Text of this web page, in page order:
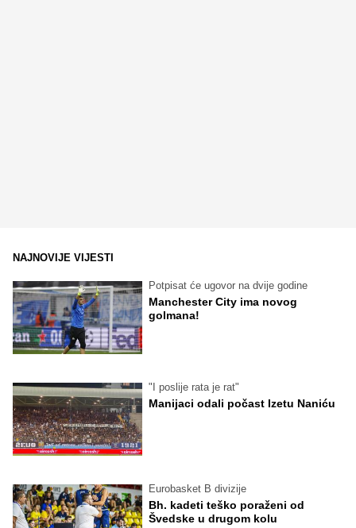
NAJNOVIJE VIJESTI
Potpisat će ugovor na dvije godine
Manchester City ima novog
golmana!
"I poslije rata je rat"
Manijaci odali počast Izetu Naniću
Eurobasket B divizije
Bh. kadeti teško poraženi od
Švedske u drugom kolu